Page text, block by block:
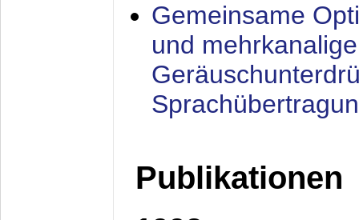
Gemeinsame
und
Publikationen